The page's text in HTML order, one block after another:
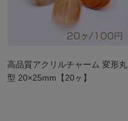
高品質アクリルチャーム 変形丸
型 20×25mm【20ヶ】